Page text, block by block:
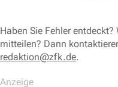
Haben Sie Fehler
mitteilen? Dann
redaktion@zfk.de.